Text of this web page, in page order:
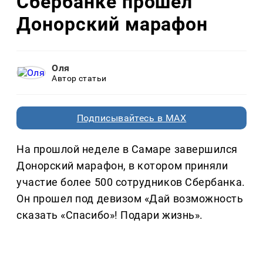
Донорский марафон
Оля
Автор статьи
Подписывайтесь в MAX
На прошлой неделе в Самаре завершился
Донорский марафон, в котором приняли
участие более 500 сотрудников Сбербанка.
Он прошел под девизом «Дай возможность
сказать «Спасибо»! Подари жизнь».